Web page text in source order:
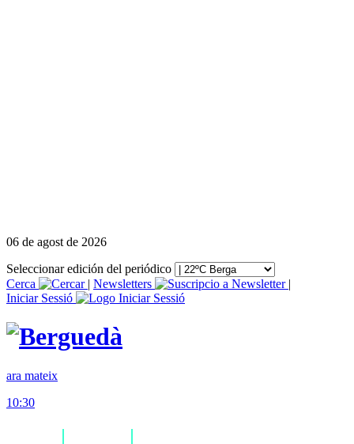
06 de agost de 2026
Seleccionar edición del periódico
Cerca
| Newsletters
|
Iniciar Sessió
ara mateix
10:30